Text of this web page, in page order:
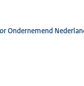
Ondernemend